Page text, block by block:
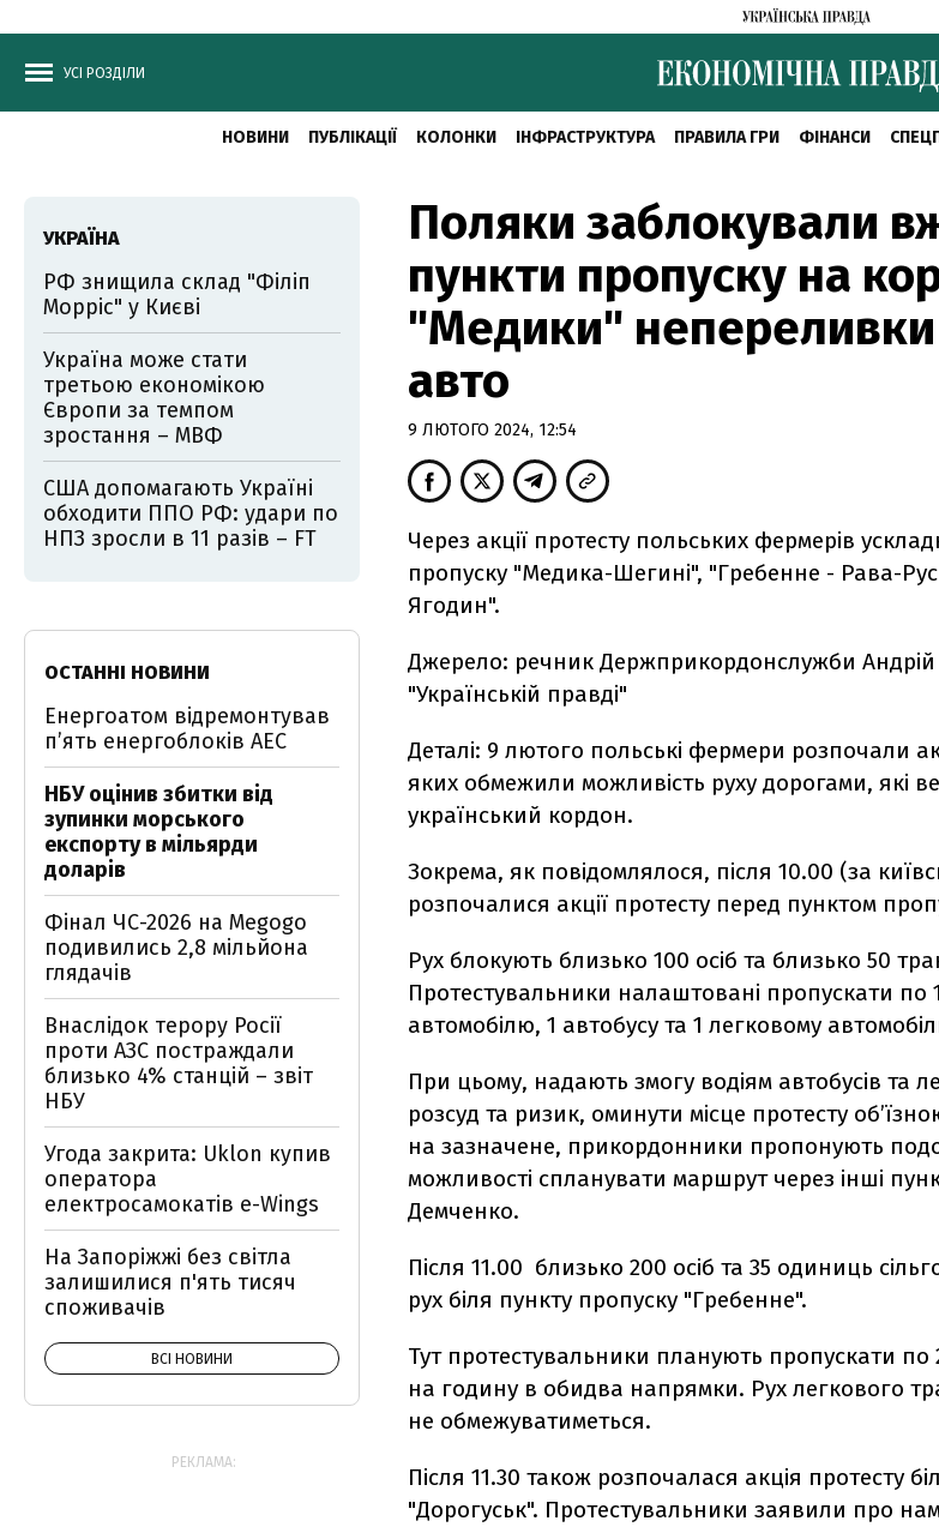
УСІ РОЗДІЛИ
НОВИНИ ПУБЛІКАЦІЇ КОЛОНКИ ІНФРАСТРУКТУРА ПРАВИЛА ГРИ ФІНАНСИ
Поляки заблокували
пункти пропуску на
"Медики" непереливки
авто
9 ЛЮТОГО 2024, 12:54
Через акції протесту польських фермерів
пропуску "Медика-Шегині", "Гребенне - Рава-
Ягодин".
Джерело: речник Держприкордонслужби Андрій
"Українській правді"
Деталі: 9 лютого польські фермери розпочали
яких обмежили можливість руху дорогами, які
український кордон.
Зокрема, як повідомлялося, після 10.00 (за
розпочалися акції протесту перед пунктом
Рух блокують близько 100 осіб та близько 50
Протестувальники налаштовані пропускати по
автомобілю, 1 автобусу та 1 легковому
При цьому, надають змогу водіям автобусів та
розсуд та ризик, оминути місце протесту
на зазначене, прикордонники пропонують
можливості спланувати маршрут через інші
Демченко.
Після 11.00 близько 200 осіб та 35 одиниць
рух біля пункту пропуску "Гребенне".
Тут протестувальники планують пропускати по
на годину в обидва напрямки. Рух легкового
не обмежуватиметься.
Після 11.30 також розпочалася акція протесту
"Дорогуськ". Протестувальники заявили про
УКРАЇНА
РФ знищила склад "Філіп
Морріс" у Києві
Україна може стати
третьою економікою
Європи за темпом
зростання – МВФ
США допомагають Україні
обходити ППО РФ: удари по
НПЗ зросли в 11 разів – FT
ОСТАННІ НОВИНИ
Енергоатом відремонтував
п’ять енергоблоків АЕС
НБУ оцінив збитки від
зупинки морського
експорту в мільярди
доларів
Фінал ЧС-2026 на Megogo
подивились 2,8 мільйона
глядачів
Внаслідок терору Росії
проти АЗС постраждали
близько 4% станцій – звіт
НБУ
Угода закрита: Uklon купив
оператора
електросамокатів e-Wings
На Запоріжжі без світла
залишилися п'ять тисяч
споживачів
ВСІ НОВИНИ
РЕКЛАМА: